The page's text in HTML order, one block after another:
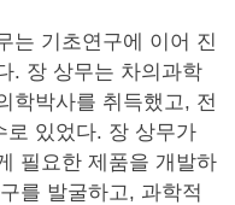
는 기초연구에 이어 진
. 장 상무는 차의과학
학박사를 취득했고, 전
로 있었다. 장 상무가
필요한 제품을 개발하
를 발굴하고, 과학적